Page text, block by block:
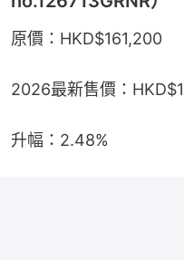
原價：HKD$161,200
2026最新售價：
升幅：2.48%